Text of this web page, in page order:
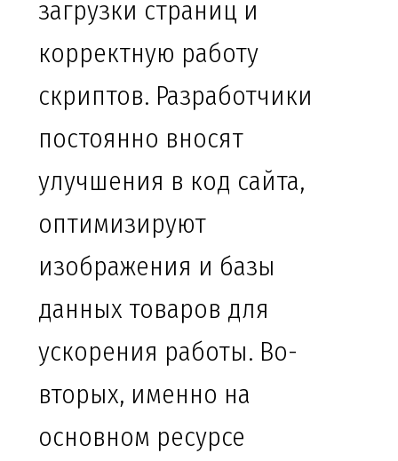
загрузки страниц и
корректную работу
скриптов. Разработчики
постоянно вносят
улучшения в код сайта,
оптимизируют
изображения и базы
данных товаров для
ускорения работы. Во-
вторых, именно на
основном ресурсе